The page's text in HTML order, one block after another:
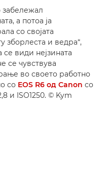
забележал
а потоа ја
со својата
зборлеста и ведра“,
види нејзината
се чувствува
во своето работно
со EOS R6 од Canon со
и ISO1250. © Kym